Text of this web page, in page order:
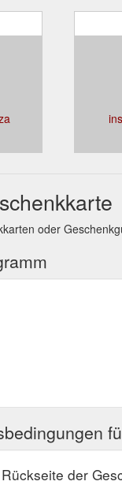
oder
der